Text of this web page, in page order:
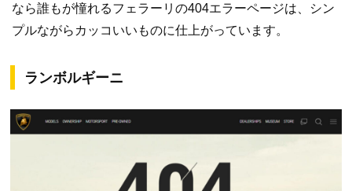
なら誰もが憧れるフェラーリの404エラーページは、シン
プルながらカッコいいものに仕上がっています。
ランボルギーニ